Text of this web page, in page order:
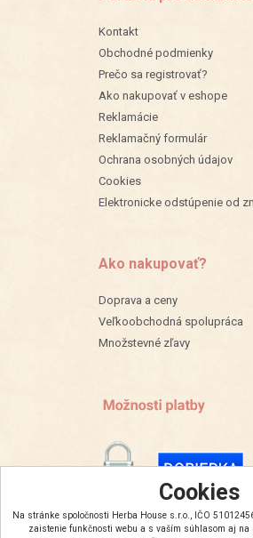
Cookies
Na stránke spoločnosti Herba House s.r.o., IČO
zaistenie funkčnosti webu a s vaším súhlasom aj na
Kontakt
Obchodné podmienky
Prečo sa registrovať?
Ako nakupovať v eshope
Reklamácie
Reklamačný formulár
Ochrana osobných údajov
Cookies
Elektronicke odstúpenie od
Ako nakupovať?
Doprava a ceny
Veľkoobchodná spolupráca
Množstevné zľavy